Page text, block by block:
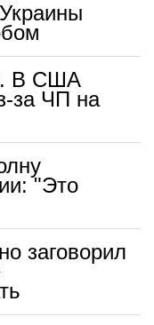
В США
за ЧП на
"Это
заговорил